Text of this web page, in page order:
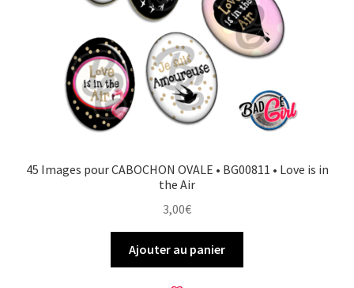
45 Images pour CABOCHON OVALE • BG00811 • Love is in
the Air
3,00€
Ajouter au panier